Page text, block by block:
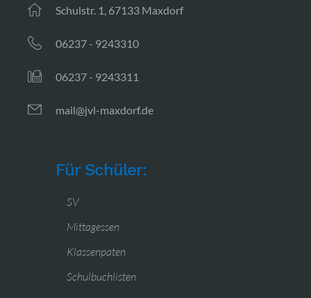
Schulstr. 1, 67133 Maxdorf
06237 - 9243310
06237 - 9243311
mail@jvl-maxdorf.de
Für Schüler:
SV
Mittagessen
Klassenpaten
Schulbuchlisten